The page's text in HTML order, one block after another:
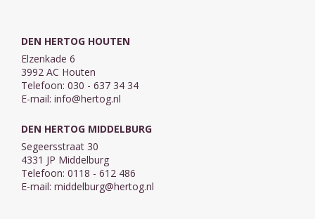
DEN HERTOG HOUTEN
Elzenkade 6
3992 AC Houten
Telefoon: 030 - 637 34 34
E-mail: info@hertog.nl
DEN HERTOG MIDDELBURG
Segeersstraat 30
4331 JP Middelburg
Telefoon: 0118 - 612 486
E-mail: middelburg@hertog.nl